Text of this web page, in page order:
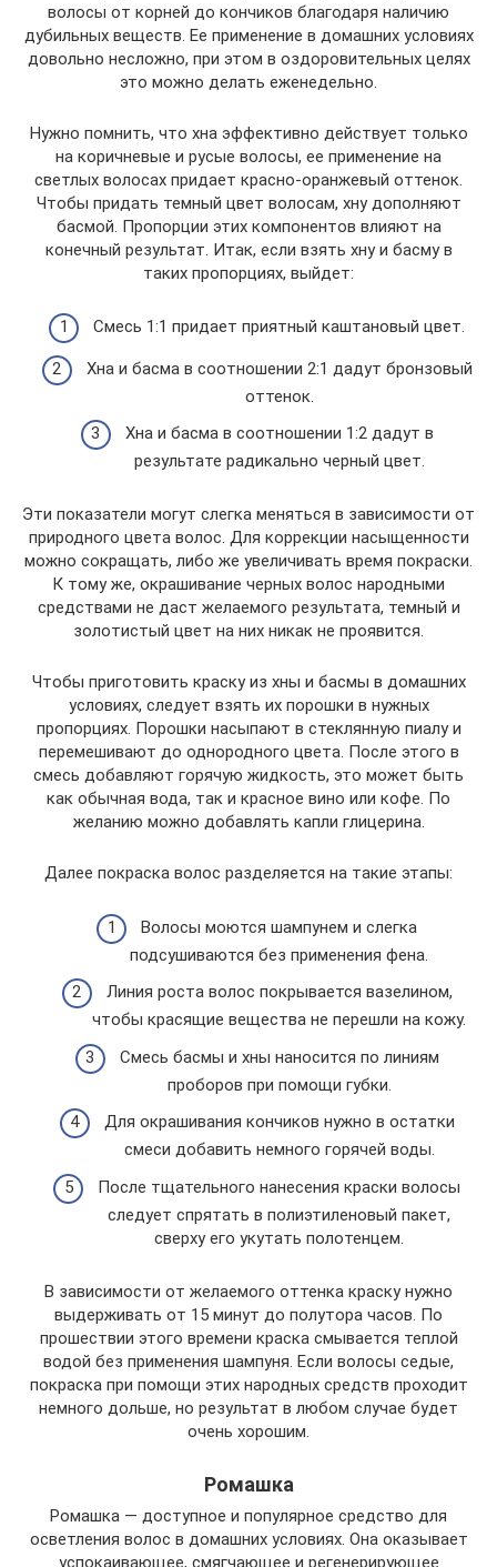
волосы от корней до кончиков благодаря наличию
дубильных веществ. Ее применение в домашних условиях
довольно несложно, при этом в оздоровительных целях
это можно делать еженедельно.
Нужно помнить, что хна эффективно действует только
на коричневые и русые волосы, ее применение на
светлых волосах придает красно-оранжевый оттенок.
Чтобы придать темный цвет волосам, хну дополняют
басмой. Пропорции этих компонентов влияют на
конечный результат. Итак, если взять хну и басму в
таких пропорциях, выйдет:
Смесь 1:1 придает приятный каштановый цвет.
Хна и басма в соотношении 2:1 дадут бронзовый
оттенок.
Хна и басма в соотношении 1:2 дадут в
результате радикально черный цвет.
Эти показатели могут слегка меняться в зависимости от
природного цвета волос. Для коррекции насыщенности
можно сокращать, либо же увеличивать время покраски.
К тому же, окрашивание черных волос народными
средствами не даст желаемого результата, темный и
золотистый цвет на них никак не проявится.
Чтобы приготовить краску из хны и басмы в домашних
условиях, следует взять их порошки в нужных
пропорциях. Порошки насыпают в стеклянную пиалу и
перемешивают до однородного цвета. После этого в
смесь добавляют горячую жидкость, это может быть
как обычная вода, так и красное вино или кофе. По
желанию можно добавлять капли глицерина.
Далее покраска волос разделяется на такие этапы:
Волосы моются шампунем и слегка
подсушиваются без применения фена.
Линия роста волос покрывается вазелином,
чтобы красящие вещества не перешли на кожу.
Смесь басмы и хны наносится по линиям
проборов при помощи губки.
Для окрашивания кончиков нужно в остатки
смеси добавить немного горячей воды.
После тщательного нанесения краски волосы
следует спрятать в полиэтиленовый пакет,
сверху его укутать полотенцем.
В зависимости от желаемого оттенка краску нужно
выдерживать от 15 минут до полутора часов. По
прошествии этого времени краска смывается теплой
водой без применения шампуня. Если волосы седые,
покраска при помощи этих народных средств проходит
немного дольше, но результат в любом случае будет
очень хорошим.
Ромашка
Ромашка — доступное и популярное средство для
осветления волос в домашних условиях. Она оказывает
успокаивающее, смягчающее и регенерирующее